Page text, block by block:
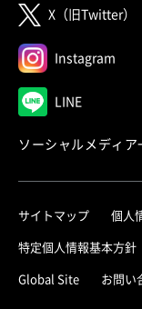
X（旧Twitter）
Instagram （
LINE（別ウィ
ソーシャルメディア
サイトマップ 個人
特定個人情報基本方針
Global Site（別ウィン
お問い